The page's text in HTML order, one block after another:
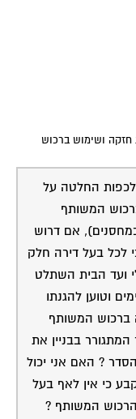
חזקה ושימוש ברכוש
לכפות החלטה על
המשותף
אם דרוש
לכל בעל דירה חלק
ועד הבית השתלט
ספציפי מתוך ה 3 הקיימים וטוען להגנתו
ברכוש המשותף
בבניין את
? האם אני יכול
כי אין לאף בעל
הרכוש המשותף ?